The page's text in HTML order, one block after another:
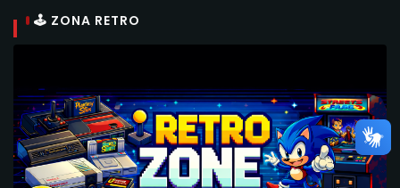
🕹 ZONA RETRO